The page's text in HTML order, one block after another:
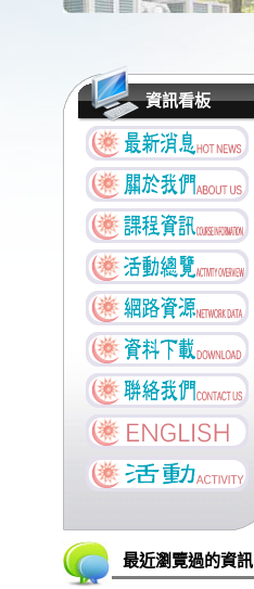
資訊看板
最近瀏覽過的資訊